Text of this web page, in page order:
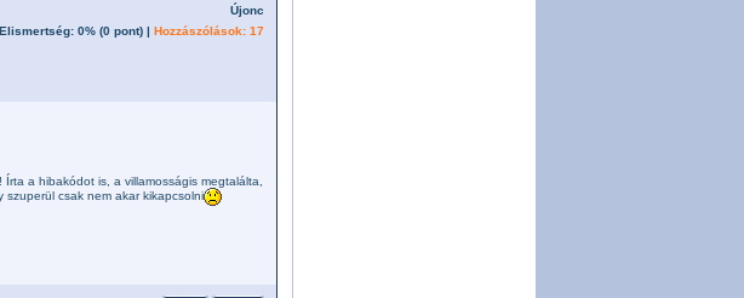
Újonc
Elismertség: 0% (0 pont) | Hozzászólások: 17
a hibakódot is, a villamosságis megtalálta,
csak nem akar kikapcsolni